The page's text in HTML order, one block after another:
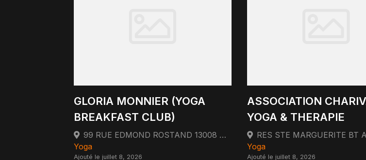
GLORIA MONNIER (YOGA
BREAKFAST CLUB)
99 RUE EDMOND ROSTAND 13008 MARSEILLE
Yoga
Ajouté le juillet 8, 2026
ASSOCIATION
YOGA & THERAPIE
Yoga
Ajouté le juillet 8, 2026